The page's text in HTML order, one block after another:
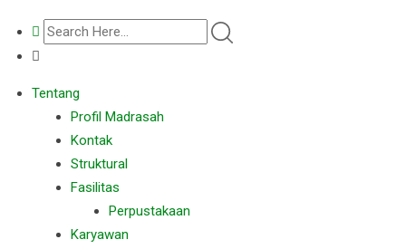
Tentang
Profil Madrasah
Kontak
Struktural
Fasilitas
Perpustakaan
Karyawan